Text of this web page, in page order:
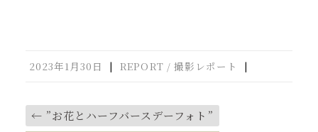
2023年1月30日 | REPORT / 撮影レポート |
← ”お花とハーフバースデーフォト”